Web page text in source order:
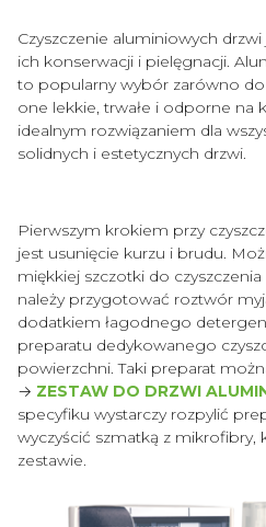
Czyszczenie aluminiowych
ich konserwacji i pielęgnacji.
to popularny wybór zarówno
one lekkie, trwałe i odporne na
idealnym rozwiązaniem dla
solidnych i estetycznych drzwi.
Pierwszym krokiem przy
jest usunięcie kurzu i brudu.
miękkiej szczotki do
należy przygotować roztwór
dodatkiem łagodnego
preparatu dedykowanego
powierzchni. Taki preparat
→ ZESTAW DO DRZWI
specyfiku wystarczy rozpylić
wyczyścić szmatką z mikrofibry,
zestawie.